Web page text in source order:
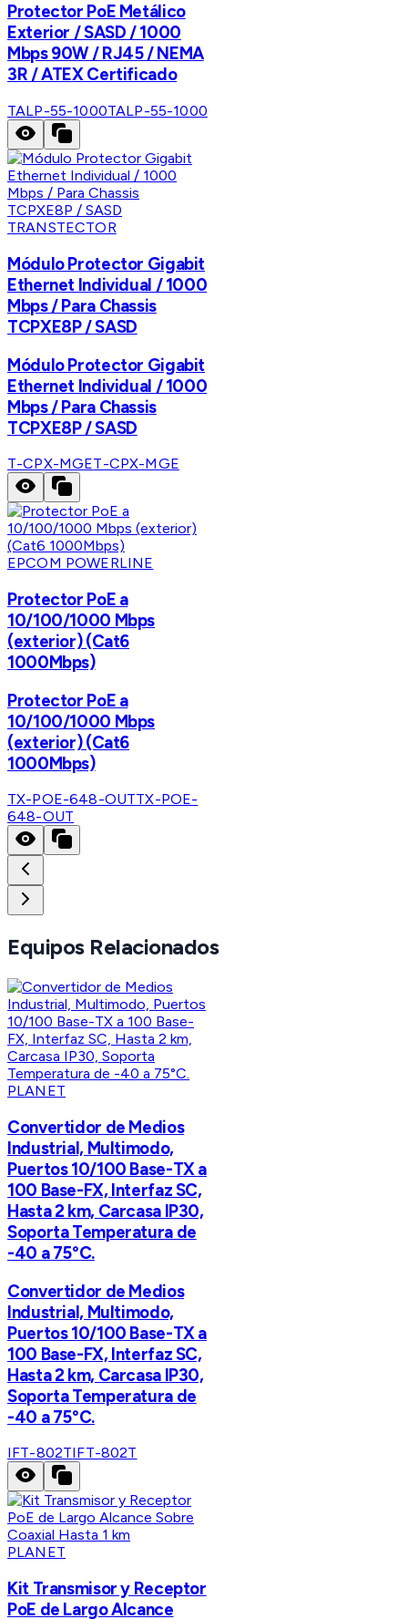
Protector PoE Metálico
Exterior / SASD / 1000
Mbps 90W / RJ45 / NEMA
3R / ATEX Certificado
TALP-55-1000TALP-55-1000
TRANSTECTOR
Módulo Protector Gigabit
Ethernet Individual / 1000
Mbps / Para Chassis
TCPXE8P / SASD
Módulo Protector Gigabit
Ethernet Individual / 1000
Mbps / Para Chassis
TCPXE8P / SASD
T-CPX-MGET-CPX-MGE
EPCOM POWERLINE
Protector PoE a
10/100/1000 Mbps
(exterior) (Cat6
1000Mbps)
Protector PoE a
10/100/1000 Mbps
(exterior) (Cat6
1000Mbps)
TX-POE-648-OUTTX-POE-
648-OUT
Equipos Relacionados
PLANET
Convertidor de Medios
Industrial, Multimodo,
Puertos 10/100 Base-TX a
100 Base-FX, Interfaz SC,
Hasta 2 km, Carcasa IP30,
Soporta Temperatura de
-40 a 75°C.
Convertidor de Medios
Industrial, Multimodo,
Puertos 10/100 Base-TX a
100 Base-FX, Interfaz SC,
Hasta 2 km, Carcasa IP30,
Soporta Temperatura de
-40 a 75°C.
IFT-802TIFT-802T
PLANET
Kit Transmisor y Receptor
PoE de Largo Alcance